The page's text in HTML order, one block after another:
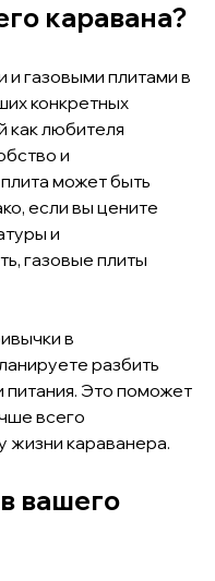
каравана?
газовыми плитами в
конкретных
как любителя
и
может быть
если вы цените
и
газовые плиты
в
разбить
питания. Это поможет
всего
жизни караванера.
вашего